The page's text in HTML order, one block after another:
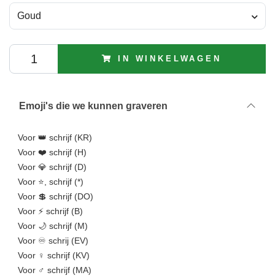
Goud
IN WINKELWAGEN
Emoji's die we kunnen graveren
Voor 👑 schrijf (KR)
Voor ❤️ schrijf (H)
Voor 💎 schrijf (D)
Voor ⭐, schrijf (*)
Voor 💲 schrijf (DO)
Voor ⚡ schrijf (B)
Voor 🌙 schrijf (M)
Voor ♾️ schrij (EV)
Voor ♀️ schrijf (KV)
Voor ♂️️ schrijf (MA)